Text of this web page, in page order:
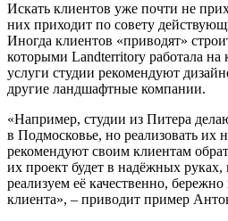
Искать клиентов уже почти не
них приходит по совету
Иногда клиентов «приводят»
которыми Landterritory работала на
услуги студии рекомендуют
другие ландшафтные компании.
«Например, студии из Питера
в Подмосковье, но реализовать их
рекомендуют своим клиентам
их проект будет в надёжных
реализуем её качественно,
клиента», – приводит пример